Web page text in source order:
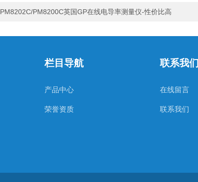
PM8202C/PM8200C英国GP在线电导率测量仪-性价比高
栏目导航
产品中心
荣誉资质
联系我们
在线留言
联系我们